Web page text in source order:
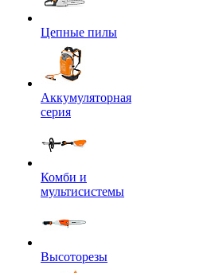
Цепные пилы
Аккумуляторная
серия
Комби и
мультисистемы
Высоторезы